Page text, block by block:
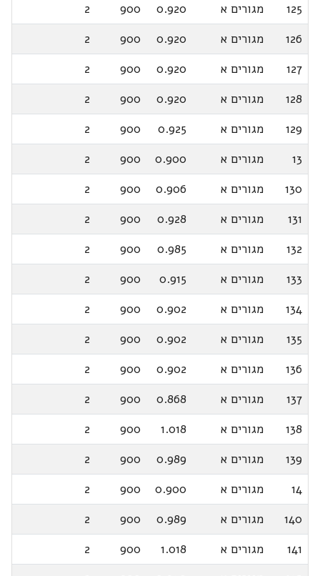
125
מגורים א 0.920
900
2
126
מגורים א 0.920
900
2
127
מגורים א 0.920
900
2
128
מגורים א 0.920
900
2
129
מגורים א 0.925
900
2
13
מגורים א 0.900
900
2
130
מגורים א 0.906
900
2
131
מגורים א 0.928
900
2
132
מגורים א 0.985
900
2
133
מגורים א 0.915
900
2
134
מגורים א 0.902
900
2
135
מגורים א 0.902
900
2
136
מגורים א 0.902
900
2
137
מגורים א 0.868
900
2
138
מגורים א 1.018
900
2
139
מגורים א 0.989
900
2
14
מגורים א 0.900
900
2
140
מגורים א 0.989
900
2
141
מגורים א 1.018
900
2